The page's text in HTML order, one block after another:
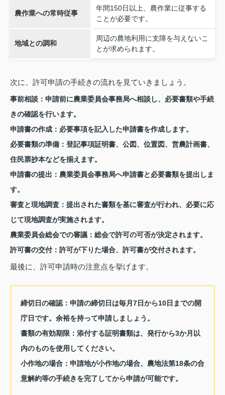
農作業への常時従事
年間150日以上、農作業に従事する
ことが必要です。
地域との調和
周辺の農地利用に支障を与えないこ
とが求められます。
次に、許可申請の手続きの流れを見ていきましょう。
事前相談 ：申請前に農業委員会事務局へ相談し、必要書類や手続
きの確認を行います。
申請書の作成 ：必要事項を記入した申請書を作成します。
必要書類の準備 ：登記事項証明書、公図、位置図、営農計画書、
住民票抄本などを揃えます。
申請書の提出 ：農業委員会事務局へ申請書と必要書類を提出しま
す。
審査と現地調査 ：提出された書類を基に審査が行われ、必要に応
じて現地調査が実施されます。
農業委員会総会での審議 ：総会で許可の可否が決定されます。
許可書の交付：許可が下りた場合、許可書が交付されます。
最後に、許可申請時の注意点を挙げます。
締切日の確認：申請の締切日は毎月7日から10日までの開
庁日です。余裕を持って申請しましょう。
書類の有効期限 ：添付する証明書類は、発行から3か月以
内のものを使用してください。
小作地の場合：申請地が小作地の場合、農地法第18条の合
意解約等の手続きを完了してから申請が可能です。